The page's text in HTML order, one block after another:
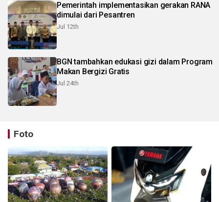
Pemerintah implementasikan gerakan RANA
dimulai dari Pesantren
Jul 12th
BGN tambahkan edukasi gizi dalam Program
Makan Bergizi Gratis
Jul 24th
Foto